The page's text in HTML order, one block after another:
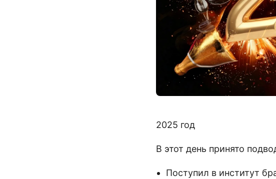
2025 год
В этот день принято
Поступил в институт